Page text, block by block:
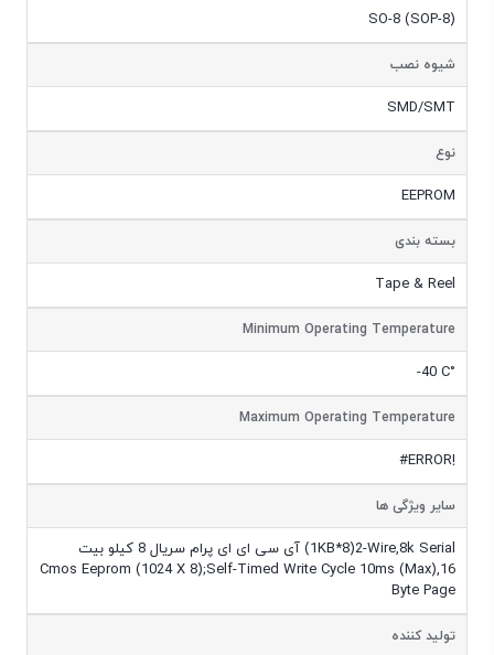
SO-8 (SOP-8)
شیوه نصب
SMD/SMT
نوع
EEPROM
بسته بندی
Tape & Reel
Minimum Operating Temperature
-40 C°
Maximum Operating Temperature
#ERROR!
سایر ویژگی ها
آی سی ای ای پرام سریال 8 کیلو بیت (1KB*8)2-Wire,8k Serial
Cmos Eeprom (1024 X 8);Self-Timed Write Cycle 10ms (Max),16
Byte Page
تولید کننده